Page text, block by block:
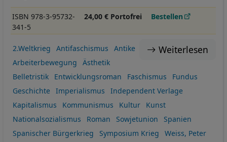
ISBN 978-3-95732-
341-5
24,00 € Portofrei Bestellen
Weiterlesen
2.Weltkrieg Antifaschismus
Antike
Arbeiterbewegung
Ästhetik
Belletristik
Entwicklungsroman Faschismus
Fundus
Geschichte
Imperialismus
Independent Verlage
Kapitalismus
Kommunismus Kultur
Kunst
Nationalsozialismus
Roman Sowjetunion
Spanien
Spanischer Bürgerkrieg
Symposium Krieg
Weiss, Peter